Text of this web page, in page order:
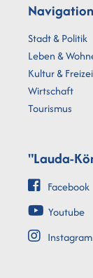
Navigation
Stadt & Politik
Leben &
Kultur &
Wirtschaft
Tourismus
"Lauda-
Facebook
Youtube
Instagram